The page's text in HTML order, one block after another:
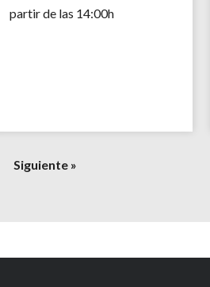
partir de las 14:00h
Siguiente »